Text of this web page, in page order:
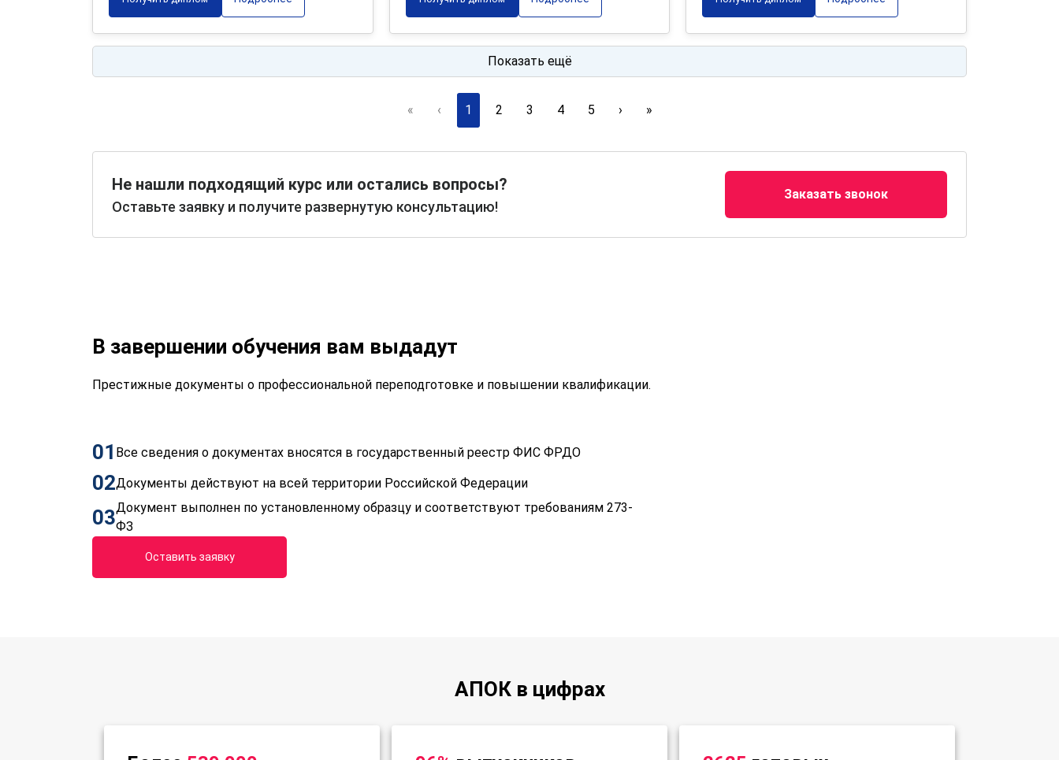
Показать ещё
« ‹ 1 2 3 4 5 › »
Не нашли подходящий курс или остались вопросы?
Оставьте заявку и получите развернутую консультацию!
Заказать звонок
В завершении обучения вам выдадут
Престижные документы о профессиональной переподготовке и повышении квалификации.
01 Все сведения о документах вносятся в государственный реестр ФИС ФРДО
02Документы действуют на всей территории Российской Федерации
03Документ выполнен по установленному образцу и соответствуют требованиям 273-
ФЗ
Оставить заявку
АПОК в цифрах